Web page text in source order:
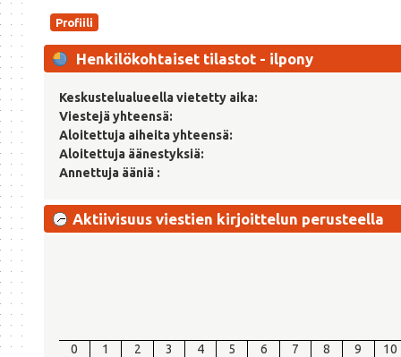
Profiili
Henkilökohtaiset tilastot - ilpony
Keskustelualueella vietetty aika:
Viestejä yhteensä:
Aloitettuja aiheita yhteensä:
Aloitettuja äänestyksiä:
Annettuja ääniä :
Aktiivisuus viestien kirjoittelun perusteella
0 1 2 3 4 5 6 7 8 9 10